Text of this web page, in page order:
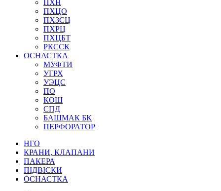
ПХН
ПХЦО
ПХЗСЦ
ПХРЦ
ПХЦБТ
РКССК
ОСНАСТКА
МУФТИ
УГРХ
УЭЦС
ПО
КОШ
СПД
БАШМАК БК
ПЕРФОРАТОР
НГО
КРАНИ, КЛАПАНИ
ПАКЕРА
ПІДВІСКИ
ОСНАСТКА